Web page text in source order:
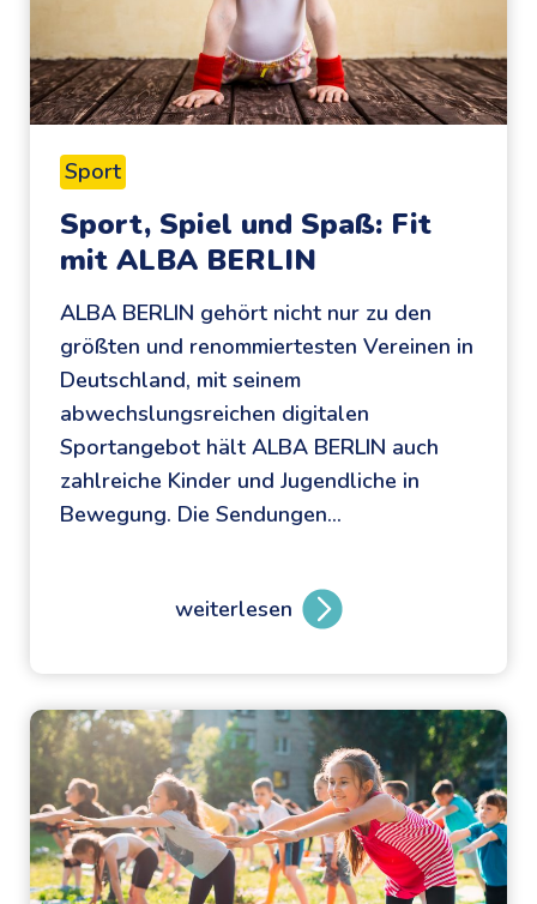
Sport
Sport, Spiel und Spaß: Fit
mit ALBA BERLIN
ALBA BERLIN gehört nicht nur zu den
größten und renommiertesten Vereinen in
Deutschland, mit seinem
abwechslungsreichen digitalen
Sportangebot hält ALBA BERLIN auch
zahlreiche Kinder und Jugendliche in
Bewegung. Die Sendungen…
weiterlesen
S
t
,
S
p
i